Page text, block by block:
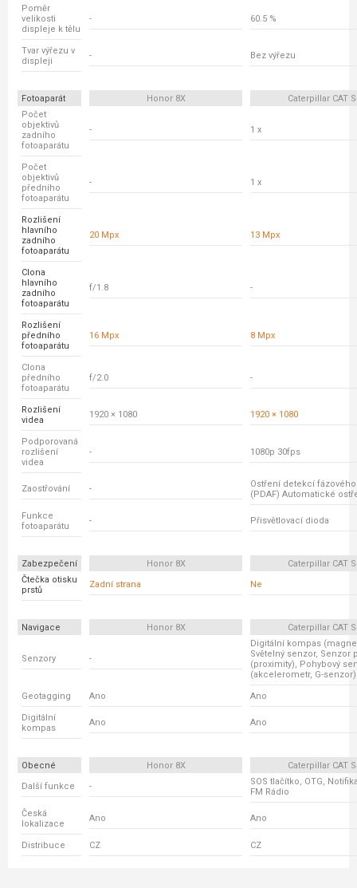
Poměr
velikosti
displeje k tělu
- 60.5 %
Tvar výřezu v
displeji
- Bez výřezu
Fotoaparát Honor 8X
Caterpillar CAT
Počet
objektivů
zadního
fotoaparátu
- 1 x
Počet
objektivů
předního
fotoaparátu
- 1 x
Rozlišení
hlavního
zadního
fotoaparátu
20 Mpx 13 Mpx
Clona
hlavního
zadního
fotoaparátu
f/1.8 -
Rozlišení
předního
fotoaparátu
16 Mpx 8 Mpx
Clona
předního
fotoaparátu
f/2.0 -
Rozlišení
videa
1920 × 1080 1920 × 1080
Podporovaná
rozlišení
videa
- 1080p 30fps
Zaostřování -
Ostření detekcí
(PDAF) Automatické
Funkce
fotoaparátu
- Přisvětlovací dioda
Zabezpečení Honor 8X
Caterpillar CAT
Čtečka otisku
prstů
Zadní strana Ne
Navigace Honor 8X Caterpillar CAT
Senzory -
Digitální kompas
Světelný senzor, Senzor
(proximity), Pohybový
(akcelerometr, G-senzor)
Geotagging Ano Ano
Digitální
kompas
Ano Ano
Obecné Honor 8X
Caterpillar CAT
Další funkce
-
SOS tlačítko, OTG,
FM Rádio
Česká
lokalizace
Ano Ano
Distribuce CZ CZ